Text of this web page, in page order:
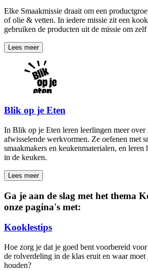
Elke Smaakmissie draait om een
of olie & vetten. In iedere missie zit een
gebruiken de producten uit de missie om zelf
Lees meer
Blik op je Eten
In Blik op je Eten leren leerlingen meer over
afwisselende werkvormen. Ze oefenen met
smaakmakers en keukenmaterialen, en
in de keuken.
Lees meer
Ga je aan de slag met het thema
onze pagina's met:
Kooklestips
Hoe zorg je dat je goed bent voorbereid
de rolverdeling in de klas eruit en waar moet
houden?